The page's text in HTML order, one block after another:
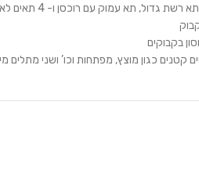
ו- 4 תאים לאחסון בקבוקים/טרמוס וכו’ ותא שקוף לאחסון
בקבוקים
קטנים כגון מוצץ, מפתחות וכו’ ושני מתלים